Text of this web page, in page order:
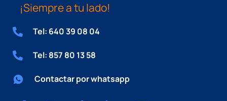
¡Siempre a tu lado!
Tel: 640 39 08 04
Tel: 857 80 13 58
Contactar por whatsapp